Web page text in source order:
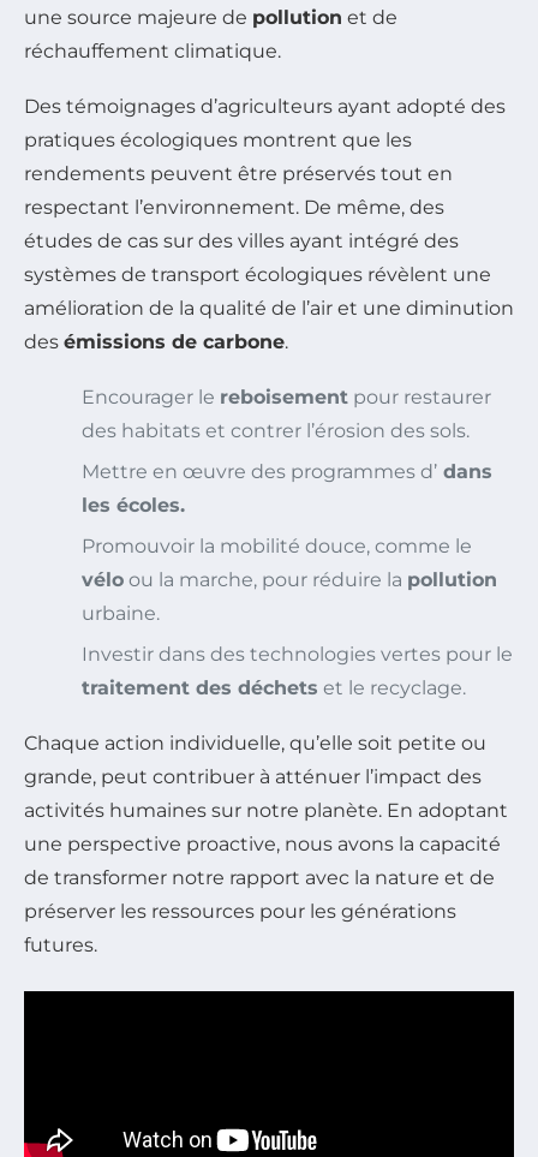
une source majeure de pollution et de
réchauffement climatique.
Des témoignages d’agriculteurs ayant adopté des
pratiques écologiques montrent que les
rendements peuvent être préservés tout en
respectant l’environnement. De même, des
études de cas sur des villes ayant intégré des
systèmes de transport écologiques révèlent une
amélioration de la qualité de l’air et une diminution
des émissions de carbone.
Encourager le reboisement pour restaurer
des habitats et contrer l’érosion des sols.
Mettre en œuvre des programmes d’ dans
les écoles.
Promouvoir la mobilité douce, comme le
vélo ou la marche, pour réduire la pollution
urbaine.
Investir dans des technologies vertes pour le
traitement des déchets et le recyclage.
Chaque action individuelle, qu’elle soit petite ou
grande, peut contribuer à atténuer l’impact des
activités humaines sur notre planète. En adoptant
une perspective proactive, nous avons la capacité
de transformer notre rapport avec la nature et de
préserver les ressources pour les générations
futures.